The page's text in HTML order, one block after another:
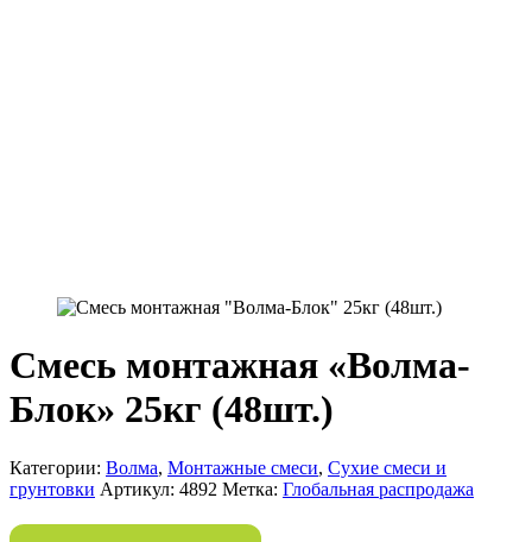
Смесь монтажная «Волма-
Блок» 25кг (48шт.)
Категории: Волма, Монтажные смеси, Сухие смеси и
грунтовки Артикул: 4892 Метка: Глобальная распродажа